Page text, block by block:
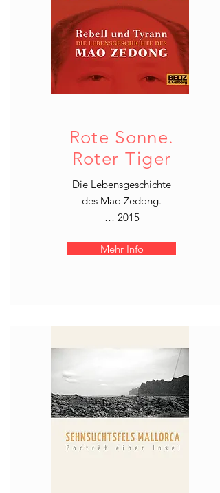
Rote Sonne.
Roter Tiger
Die Lebensgeschichte
des Mao Zedong.
… 2015
Mehr Info